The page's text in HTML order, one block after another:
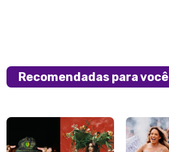
Recomendadas para você